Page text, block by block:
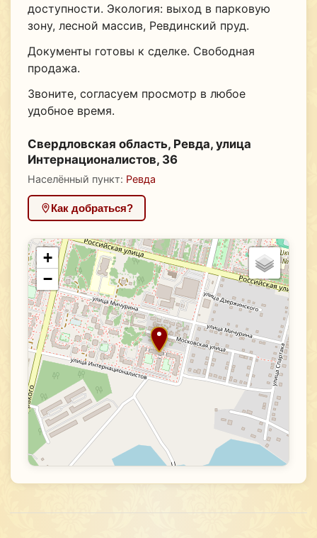
доступности. Экология: выход в парковую
зону, лесной массив, Ревдинский пруд.
Документы готовы к сделке. Свободная
продажа.
Звоните, согласуем просмотр в любое
удобное время.
Свердловская область, Ревда, улица
Интернационалистов, 36
Населённый пункт: Ревда
Как добраться?
+
−